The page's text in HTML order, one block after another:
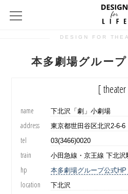
DESIGN FOR
本多劇場グルー
[
name 下北沢「劇」小劇場
address 東京都世田谷区北沢2-6-6
tel 03(3466)0020
train 小田急線・京王線 下北
hp 本多劇場グループ公式HP
location 下北沢